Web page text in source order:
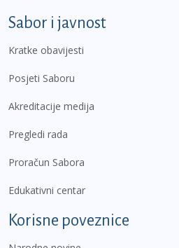
Sabor i javnost
Kratke obavijesti
Posjeti Saboru
Akreditacije medija
Pregledi rada
Proračun Sabora
Edukativni centar
Korisne poveznice